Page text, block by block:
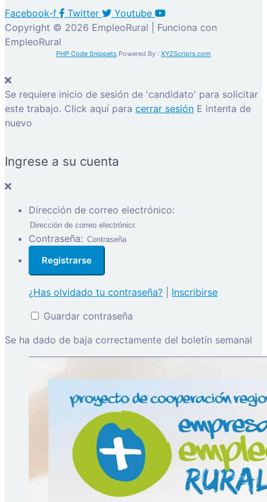
Facebook-f Twitter
Youtube
Copyright © 2026 EmpleoRural | Funciona con
EmpleoRural
PHP Code Snippets Powered By : XYZScripts.com
Se requiere inicio de sesión de 'candidato' para solicitar
este trabajo. Click aquí para cerrar sesión E intenta de
nuevo
Ingrese a su cuenta
Dirección de correo electrónico:
Contraseña:
¿Has olvidado tu contraseña?
Inscribirse
Guardar contraseña
Se ha dado de baja correctamente del boletín semanal